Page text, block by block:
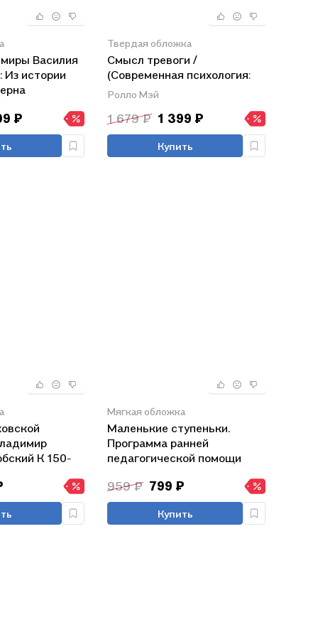
Василия
Из истории
₽
Твердая обложка
Смысл тревоги /
(Современная психология:
теория и практика). Мэй Р.
Ролло Мэй
1 679 ₽ 1 399 ₽
Купить
К 150-
Мягкая обложка
Маленькие ступеньки.
Программа ранней
педагогической помощи
развитии. Книга 2.
Индивидуальная программа
959 ₽ 799 ₽
Купить